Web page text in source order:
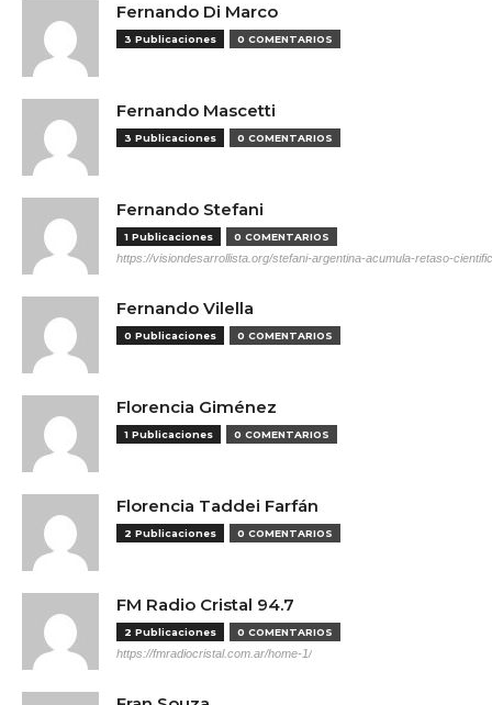
Fernando Di Marco
3 Publicaciones 0 COMENTARIOS
Fernando Mascetti
3 Publicaciones 0 COMENTARIOS
Fernando Stefani
1 Publicaciones 0 COMENTARIOS
https://visiondesarrollista.org/stefani-argentina-acumula-retaso-
Fernando Vilella
0 Publicaciones 0 COMENTARIOS
Florencia Giménez
1 Publicaciones 0 COMENTARIOS
Florencia Taddei Farfán
2 Publicaciones 0 COMENTARIOS
FM Radio Cristal 94.7
2 Publicaciones 0 COMENTARIOS
https://fmradiocristal.com.ar/home-1/